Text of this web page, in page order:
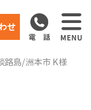
せ
路島/洲本市 K様